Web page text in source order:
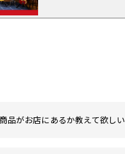
品がお店にあるか教えて欲しい